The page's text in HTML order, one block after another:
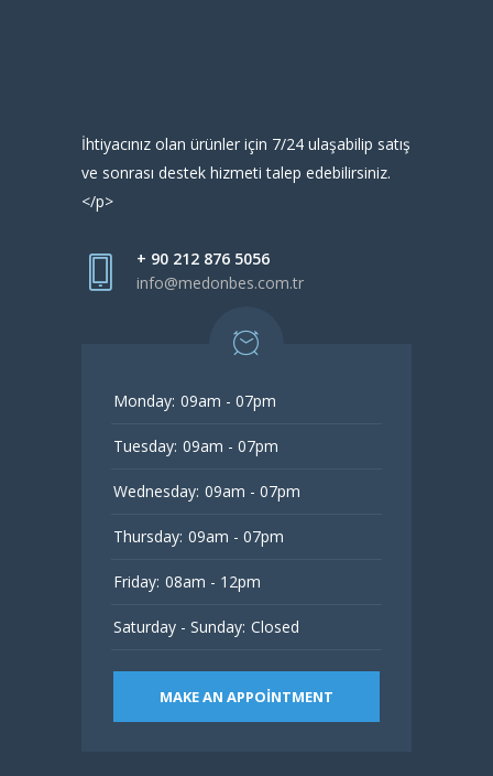
İhtiyacınız olan ürünler için 7/24 ulaşabilip satış
ve sonrası destek hizmeti talep edebilirsiniz.
</p>
+ 90 212 876 5056
info@medonbes.com.tr
Monday: 09am - 07pm
Tuesday: 09am - 07pm
Wednesday: 09am - 07pm
Thursday: 09am - 07pm
Friday: 08am - 12pm
Saturday - Sunday: Closed
MAKE AN APPOINTMENT